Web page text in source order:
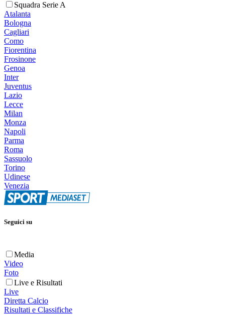
Squadra Serie A
Atalanta
Bologna
Cagliari
Como
Fiorentina
Frosinone
Genoa
Inter
Juventus
Lazio
Lecce
Milan
Monza
Napoli
Parma
Roma
Sassuolo
Torino
Udinese
Venezia
Seguici su
Media
Video
Foto
Live e Risultati
Live
Diretta Calcio
Risultati e Classifiche